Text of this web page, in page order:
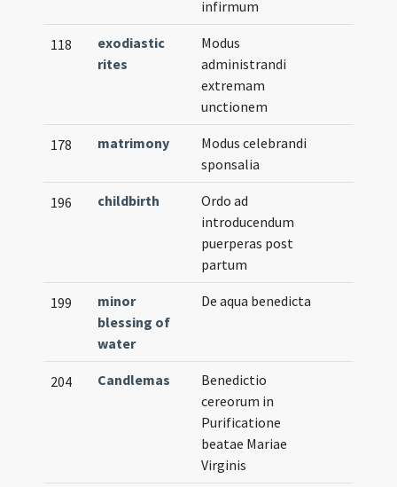
infirmum
118
exodiastic
rites
Modus
administrandi
extremam
unctionem
178 matrimony
Modus celebrandi
sponsalia
196 childbirth
Ordo ad
introducendum
puerperas post
partum
199
minor
blessing of
water
De aqua benedicta
204 Candlemas
Benedictio
cereorum in
Purificatione
beatae Mariae
Virginis